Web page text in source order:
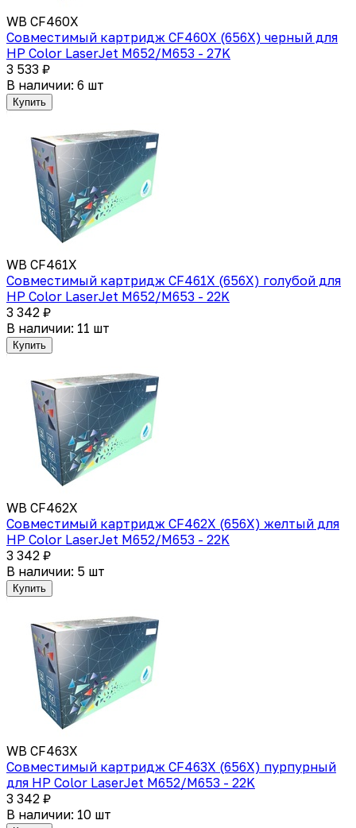
WB CF460X
Совместимый картридж CF460X (656X) черный для
HP Color LaserJet M652/M653 - 27K
3 533 ₽
В наличии: 6 шт
Купить
WB CF461X
Совместимый картридж CF461X (656X) голубой для
HP Color LaserJet M652/M653 - 22K
3 342 ₽
В наличии: 11 шт
Купить
WB CF462X
Совместимый картридж CF462X (656X) желтый для
HP Color LaserJet M652/M653 - 22K
3 342 ₽
В наличии: 5 шт
Купить
WB CF463X
Совместимый картридж CF463X (656X) пурпурный
для HP Color LaserJet M652/M653 - 22K
3 342 ₽
В наличии: 10 шт